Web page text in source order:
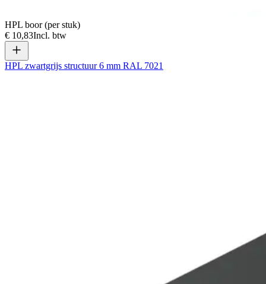
HPL boor (per stuk)
€ 10,83Incl. btw
HPL zwartgrijs structuur 6 mm RAL 7021